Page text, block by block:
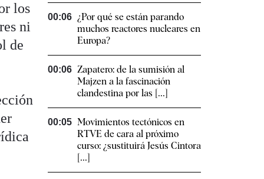
los
ni
de
00:06 ¿Por qué se están parando
muchos reactores nucleares en
Europa?
00:06 Zapatero: de la sumisión al
Majzen a la fascinación
clandestina por las [...]
00:05 Movimientos tectónicos en
RTVE de cara al próximo
curso: ¿sustituirá Jesús Cintora
[...]